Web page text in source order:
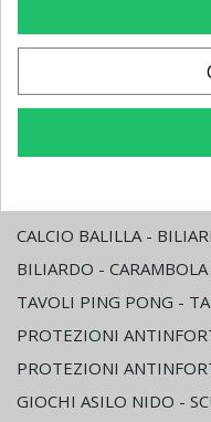
GINNASTICA PICCOLI
INFERMERIA -
MATERASSI - CORSIE -
FITNESS AEROBICA E
CALCIO BALILLA -
BILIARDO - CARAMBOLA
TAVOLI PING PONG -
PROTEZIONI
PROTEZIONI
GIOCHI ASILO NIDO -